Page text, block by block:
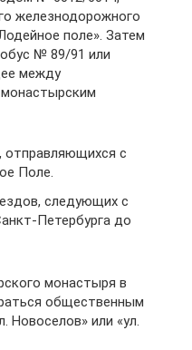
железнодорожного
поле». Затем
№ 89/91 или
между
отправляющихся с
Поле.
следующих с
Петербурга до
монастыря в
общественным
Новоселов» или «ул.